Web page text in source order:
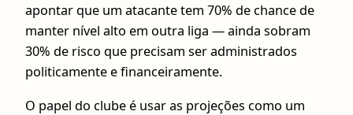
apontar que um atacante tem 70% de chance de
manter nível alto em outra liga — ainda sobram
30% de risco que precisam ser administrados
politicamente e financeiramente.
O papel do clube é usar as projeções como um